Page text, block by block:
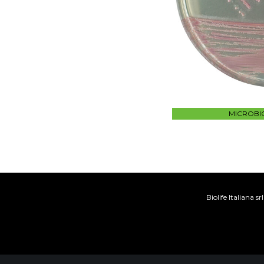
Biolife Italiana